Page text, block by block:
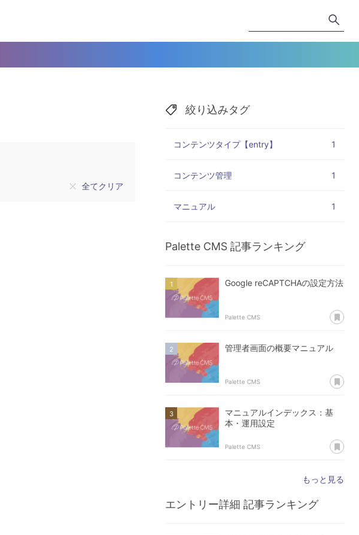
全てクリア
絞り込みタグ
コンテンツタイプ【entry】 1
コンテンツ管理 1
マニュアル 1
Palette CMS 記事ランキング
Google reCAPTCHAの設定方法
Palette CMS あ
管理者画面の概要マニュアル
Palette CMS あ
マニュアルインデックス：基
本・運用設定
Palette CMS あ
もっと見る
エントリー詳細 記事ランキング